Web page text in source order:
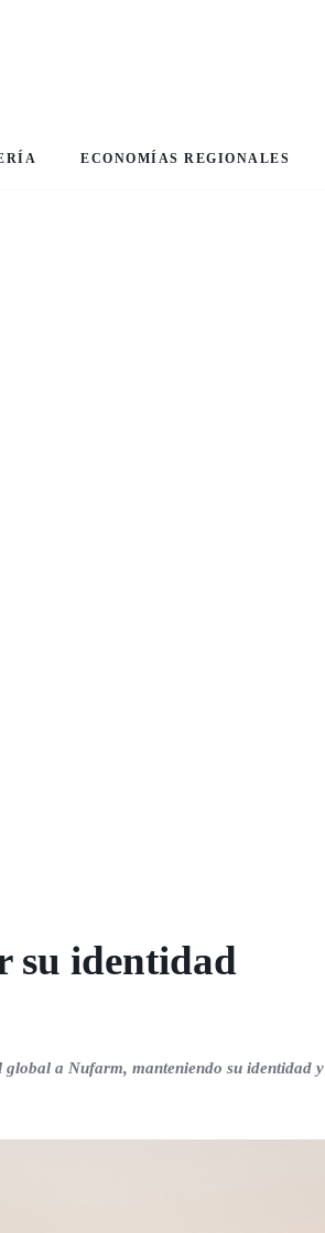
ECONOMÍAS REGIONALES
su identidad
global a Nufarm, manteniendo su identidad y